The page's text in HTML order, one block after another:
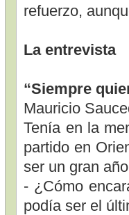
refuerzo,
La entrevista
“Siempre
Mauricio
Tenía en la
partido en
ser un gran
- ¿Cómo
podía ser el